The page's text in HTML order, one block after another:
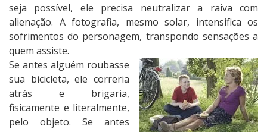
seja possível, ele precisa neutralizar a raiva com
alienação. A fotografia, mesmo solar, intensifica os
sofrimentos do personagem, transpondo sensações a
quem assiste.
Se antes alguém roubasse
sua bicicleta, ele correria
atrás e brigaria,
fisicamente e literalmente,
pelo objeto. Se antes